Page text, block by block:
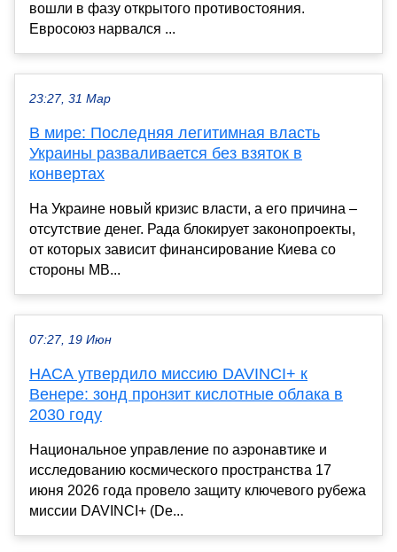
вошли в фазу открытого противостояния.
Евросоюз нарвался ...
23:27, 31 Мар
В мире: Последняя легитимная власть
Украины разваливается без взяток в
конвертах
На Украине новый кризис власти, а его причина –
отсутствие денег. Рада блокирует законопроекты,
от которых зависит финансирование Киева со
стороны МВ...
07:27, 19 Июн
НАСА утвердило миссию DAVINCI+ к
Венере: зонд пронзит кислотные облака в
2030 году
Национальное управление по аэронавтике и
исследованию космического пространства 17
июня 2026 года провело защиту ключевого рубежа
миссии DAVINCI+ (De...